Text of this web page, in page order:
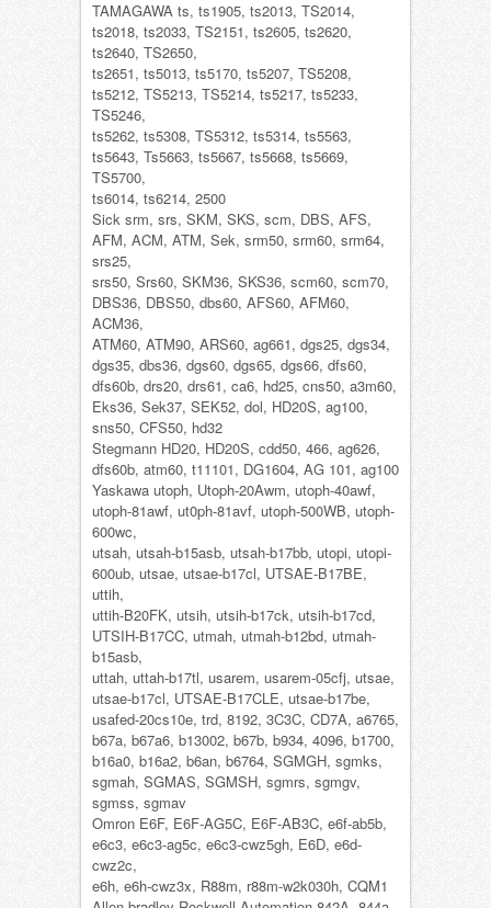
TAMAGAWA ts, ts1905, ts2013, TS2014,
ts2018, ts2033, TS2151, ts2605, ts2620,
ts2640, TS2650,
ts2651, ts5013, ts5170, ts5207, TS5208,
ts5212, TS5213, TS5214, ts5217, ts5233,
TS5246,
ts5262, ts5308, TS5312, ts5314, ts5563,
ts5643, Ts5663, ts5667, ts5668, ts5669,
TS5700,
ts6014, ts6214, 2500
Sick srm, srs, SKM, SKS, scm, DBS, AFS,
AFM, ACM, ATM, Sek, srm50, srm60, srm64,
srs25,
srs50, Srs60, SKM36, SKS36, scm60, scm70,
DBS36, DBS50, dbs60, AFS60, AFM60,
ACM36,
ATM60, ATM90, ARS60, ag661, dgs25, dgs34,
dgs35, dbs36, dgs60, dgs65, dgs66, dfs60,
dfs60b, drs20, drs61, ca6, hd25, cns50, a3m60,
Eks36, Sek37, SEK52, dol, HD20S, ag100,
sns50, CFS50, hd32
Stegmann HD20, HD20S, cdd50, 466, ag626,
dfs60b, atm60, t11101, DG1604, AG 101, ag100
Yaskawa utoph, Utoph-20Awm, utoph-40awf,
utoph-81awf, ut0ph-81avf, utoph-500WB, utoph-
600wc,
utsah, utsah-b15asb, utsah-b17bb, utopi, utopi-
600ub, utsae, utsae-b17cl, UTSAE-B17BE,
uttih,
uttih-B20FK, utsih, utsih-b17ck, utsih-b17cd,
UTSIH-B17CC, utmah, utmah-b12bd, utmah-
b15asb,
uttah, uttah-b17tl, usarem, usarem-05cfj, utsae,
utsae-b17cl, UTSAE-B17CLE, utsae-b17be,
usafed-20cs10e, trd, 8192, 3C3C, CD7A, a6765,
b67a, b67a6, b13002, b67b, b934, 4096, b1700,
b16a0, b16a2, b6an, b6764, SGMGH, sgmks,
sgmah, SGMAS, SGMSH, sgmrs, sgmgv,
sgmss, sgmav
Omron E6F, E6F-AG5C, E6F-AB3C, e6f-ab5b,
e6c3, e6c3-ag5c, e6c3-cwz5gh, E6D, e6d-
cwz2c,
e6h, e6h-cwz3x, R88m, r88m-w2k030h, CQM1